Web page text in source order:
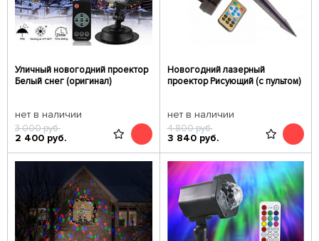
Уличный новогодний проектор
Белый снег (оригинал)
нет в наличии
3 000руб.
2 400 руб.
Новогодний лазерный
проектор Рисующий (с пультом)
нет в наличии
4 800руб.
3 840 руб.